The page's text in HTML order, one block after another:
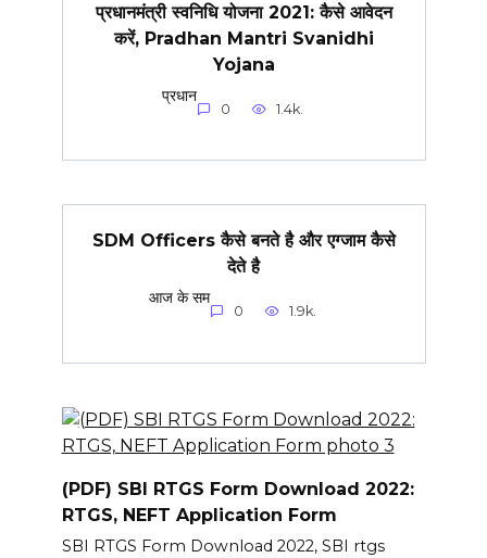
प्रधानमंत्री स्वनिधि योजना 2021: कैसे आवेदन
करें, Pradhan Mantri Svanidhi
Yojana
प्रधान
0 1.4k.
SDM Officers कैसे बनते है और एग्जाम कैसे
देते है
आज के सम
0 1.9k.
(PDF) SBI RTGS Form Download 2022:
RTGS, NEFT Application Form
SBI RTGS Form Download 2022, SBI rtgs